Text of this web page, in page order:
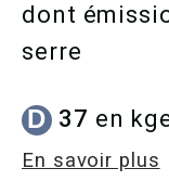
dont
serre
D 37 en
En savoir plus